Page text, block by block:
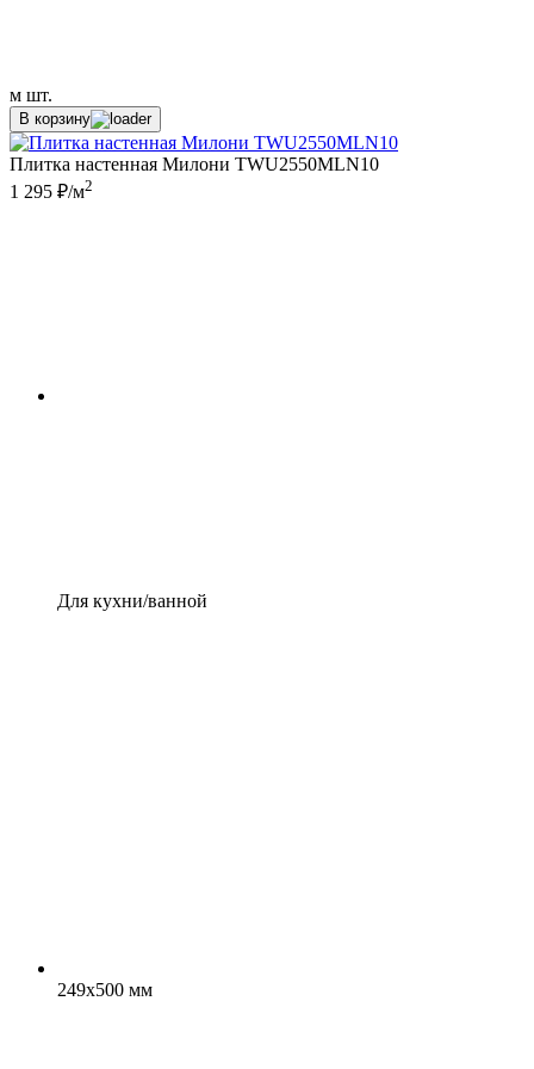
м шт.
В корзину
Плитка настенная Милони TWU2550MLN10
1 295 ₽/м2
Для кухни/ванной
249x500 мм